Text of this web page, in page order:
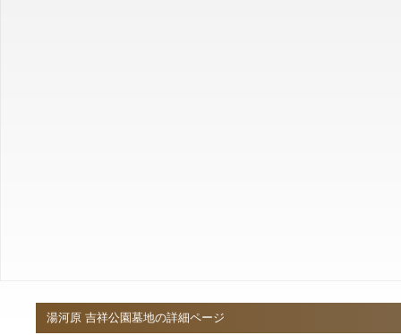
湯河原 吉祥公園墓地の詳細ページ